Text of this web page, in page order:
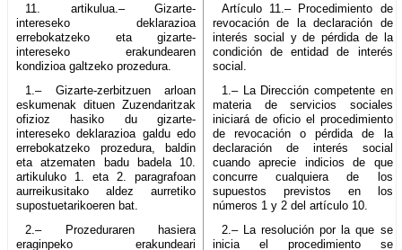
11. artikulua.– Gizarte-
intereseko deklarazioa
errebokatzeko eta gizarte-
intereseko erakundearen
kondizioa galtzeko prozedura.
Artículo 11.– Procedimiento de
revocación de la declaración de
interés social y de pérdida de la
condición de entidad de interés
social.
1.– Gizarte-zerbitzuen arloan
eskumenak dituen Zuzendaritzak
ofizioz hasiko du gizarte-
intereseko deklarazioa galdu edo
errebokatzeko prozedura, baldin
eta atzematen badu badela 10.
artikuluko 1. eta 2. paragrafoan
aurreikusitako aldez aurretiko
supostuetarikoeren bat.
1.– La Dirección competente en
materia de servicios sociales
iniciará de oficio el procedimiento
de revocación o pérdida de la
declaración de interés social
cuando aprecie indicios de que
concurre cualquiera de los
supuestos previstos en los
números 1 y 2 del artículo 10.
2.– Prozeduraren hasiera
eraginpeko erakundeari
2.– La resolución por la que se
inicia el procedimiento se